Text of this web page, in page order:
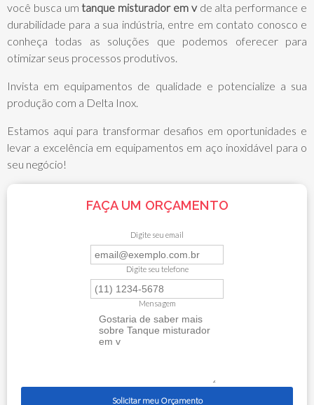
você busca umtanque misturador em vde alta performance e
durabilidade para a sua indústria, entre em contato conosco e
conheça todas as soluções que podemos oferecer para
otimizar seus processos produtivos.
Invista em equipamentos de qualidade e potencialize a sua
produção com a Delta Inox.
Estamos aqui para transformar desafios em oportunidades e
levar a excelência em equipamentos em aço inoxidável para o
seu negócio!
FAÇA UM ORÇAMENTO
Digite seu email
Digite seu telefone
Mensagem
Solicitar meu Orçamento